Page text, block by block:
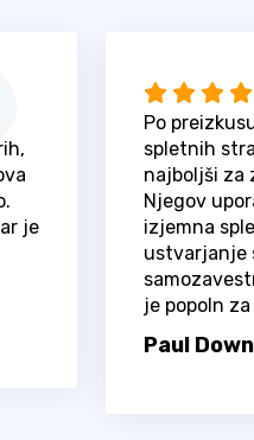
je
Po
spletnih
najboljši za
Njegov
izjemna
ustvarjanje
je popoln
Paul